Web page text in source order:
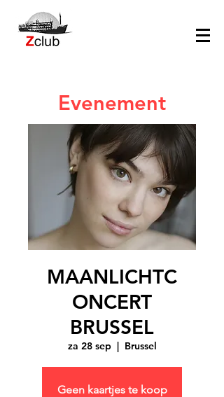
Evenement
MAANLICHTC
ONCERT
BRUSSEL
za 28 sep
  |
Brussel
Geen kaartjes te koop